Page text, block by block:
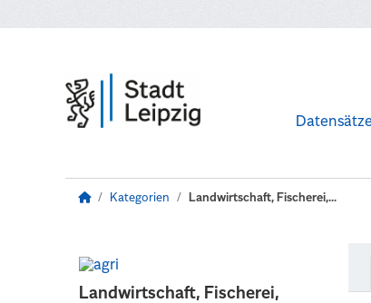
Kategorien Landwirtschaft, Fischerei,...
Landwirtschaft, Fischerei,